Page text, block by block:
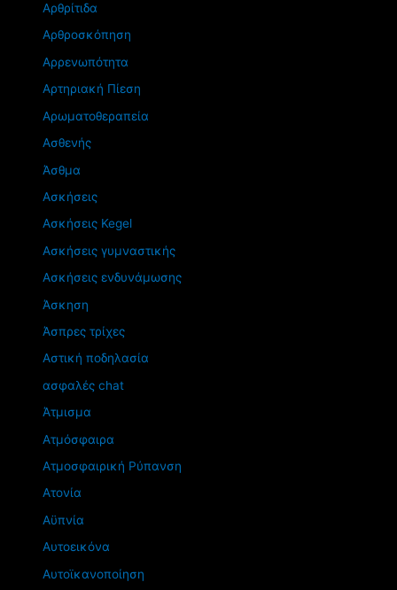
Αρθρίτιδα
Αρθροσκόπηση
Αρρενωπότητα
Αρτηριακή Πίεση
Αρωματοθεραπεία
Ασθενής
Άσθμα
Ασκήσεις
Ασκήσεις Kegel
Ασκήσεις γυμναστικής
Ασκήσεις ενδυνάμωσης
Άσκηση
Άσπρες τρίχες
Αστική ποδηλασία
ασφαλές chat
Άτμισμα
Ατμόσφαιρα
Ατμοσφαιρική Ρύπανση
Ατονία
Αϋπνία
Αυτοεικόνα
Αυτοϊκανοποίηση